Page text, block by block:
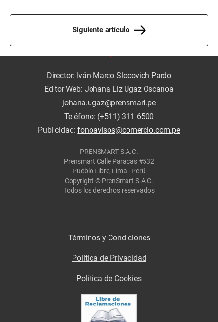
Siguiente artículo
Director: Iván Marco Slocovich Pardo
Editor Web: Johana Liz Ugaz Oscanoa
johana.ugaz@prensmart.pe
Teléfono: (+511) 311 6500
Publicidad:fonoavisos@comercio.com.pe
PRENSMART S.A.C.
Prensmart Calle Paracas #532
Pueblo Libre, Lima - Perú
Copyright © PrenSmart S.A.C.
Todos los derechos reservados
Términos y Condiciones
Política de Privacidad
Politica de Cookies